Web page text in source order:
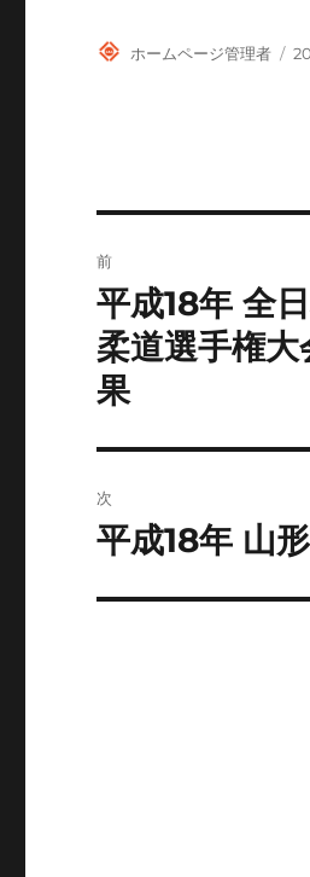
投
ホームページ管理者
投
稿
ナ
ビ
ゲ
ー
シ
ョ
前
前
の
投
稿:
平成18年 全
柔道選手権
果
次
次
投
平成18年 山